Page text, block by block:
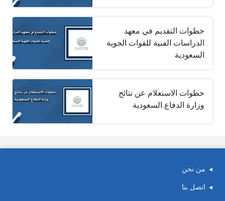
خطوات التقديم في معهد
الدراسات الفنية للقوات الجوية
السعودية
خطوات الاستعلام عن نتائج
وزارة الدفاع السعودية
من نحن
اتصل بنا